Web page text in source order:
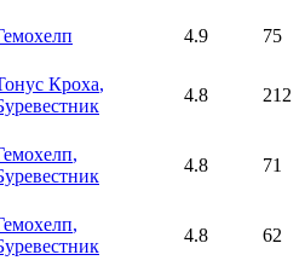
4.9
75
Кроха,
4.8 212
,
4.8 71
,
4.8 62